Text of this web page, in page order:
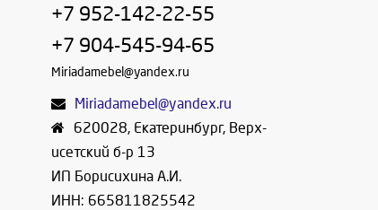
+7 952-142-22-55
+7 904-545-94-65
Miriadamebel@yandex.ru
Miriadamebel@yandex.ru
620028, Екатеринбург, Верх-
исетский б-р 13
ИП Борисихина А.И.
ИНН: 665811825542